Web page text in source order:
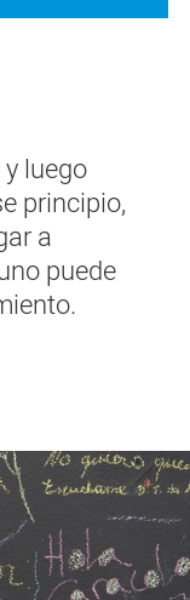
luego
principio,
a
puede